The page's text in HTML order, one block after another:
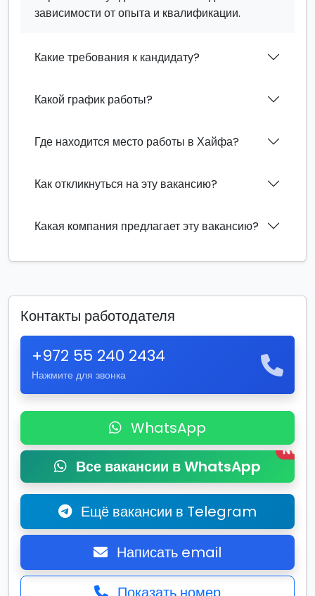
зависимости от опыта и квалификации.
Какие требования к кандидату?
Какой график работы?
Где находится место работы в Хайфа?
Как откликнуться на эту вакансию?
Какая компания предлагает эту вакансию?
Контакты работодателя
+972 55 240 2434
Нажмите для звонка
WhatsApp
Все вакансии в WhatsApp
New
Ещё вакансии в Telegram
Написать email